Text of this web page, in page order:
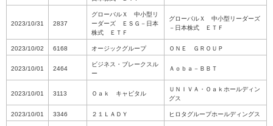
2023/10/31 2837
グローバルＸ 中小型リ
ーダーズ ＥＳＧ－日本
株式 ＥＴＦ
グローバルＸ 中小型リーダーズ
－日本株式 ＥＴＦ
2023/10/02 6168 オージックグループ ＯＮＥ ＧＲＯＵＰ
2023/10/01 2464
ビジネス・ブレークスル
ー
Ａｏｂａ－ＢＢＴ
2023/10/01 3113 Ｏａｋ キャピタル
ＵＮＩＶＡ・Ｏａｋホールディン
グス
2023/10/01 3346 ２１ＬＡＤＹ ヒロタグループホールディングス